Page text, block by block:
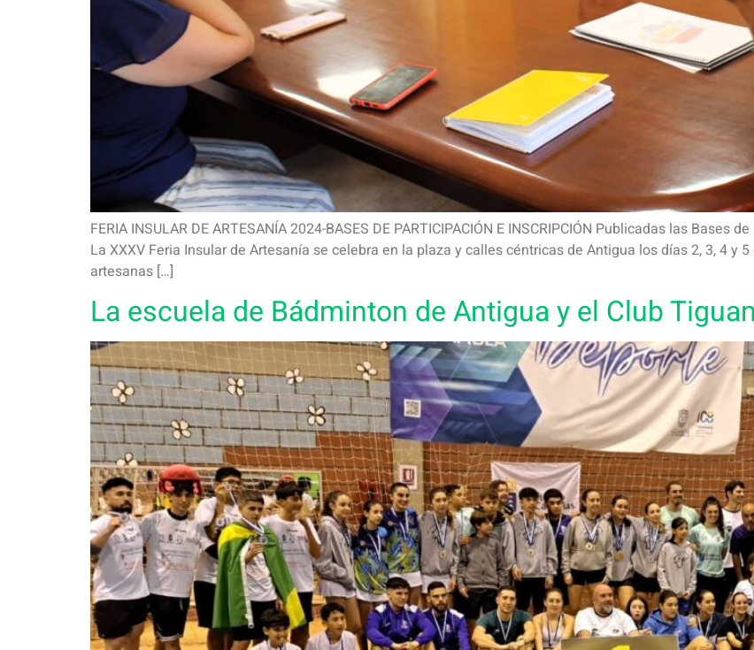
FERIA INSULAR DE ARTESANÍA 2024-BASES DE PARTICIPACIÓN E INSCRIPCIÓN Publicadas las Bases
La XXXV Feria Insular de Artesanía se celebra en la plaza y calles céntricas de Antigua los días 2, 3, 4 y
artesanas […]
La escuela de Bádminton de Antigua y el Club